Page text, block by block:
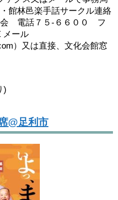
館林邑楽手話サークル連絡
会 電話７５‐６６００ フ
メール
）又は直接、文化会館窓
)
@足利市